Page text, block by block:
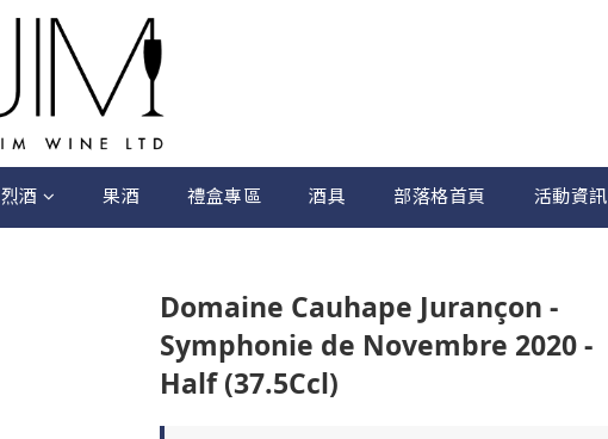
烈酒 果酒 禮盒專區 酒具 部落格首頁 活動資訊
Domaine Cauhape Jurançon -
Symphonie de Novembre 2020 -
Half (37.5Ccl)